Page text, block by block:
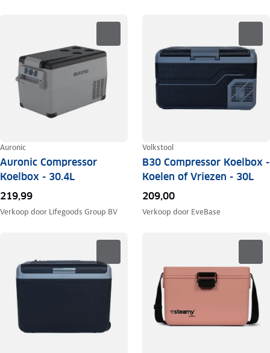
Auronic
Auronic Compressor
Koelbox - 30.4L
219,99
Verkoop door Lifegoods Group BV
Volkstool
B30 Compressor Koelbox -
Koelen of Vriezen - 30L
209,00
Verkoop door EveBase